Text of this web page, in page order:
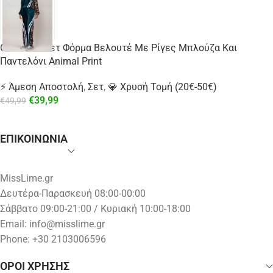
Oversized Σετ Φόρμα Βελουτέ Με Ρίγες Μπλούζα Και
Παντελόνι Animal Print
⚡ Άμεση Αποστολή, Σετ, 💎 Χρυσή Τομή (20€-50€)
€49,99 €39,99
ΕΠΙΚΟΙΝΩΝΙΑ
MissLime.gr
Δευτέρα-Παρασκευή 08:00-00:00
Σάββατο 09:00-21:00 / Κυριακή 10:00-18:00
Email: info@misslime.gr
Phone: +30 2103006596
ΟΡΟΙ ΧΡΗΣΗΣ